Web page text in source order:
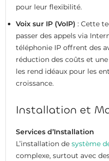
pour leur flexibilité.
Voix sur IP (VoIP) : Cette
passer des appels via
téléphonie IP offrent des
réduction des coûts et
les rend idéaux pour les
croissance.
Installation et
Services d’Installation
L’installation desystème
complexe, surtout avec